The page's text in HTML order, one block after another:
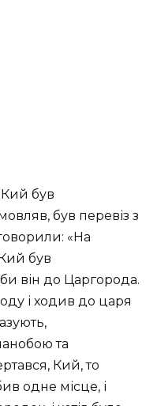
був
був перевіз з
«На
був
він до Царгорода.
і ходив до царя
та
Кий, то
одне місце, і